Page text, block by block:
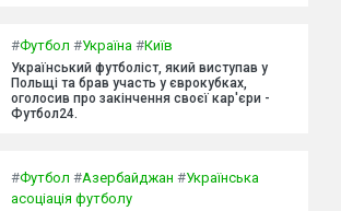
#Футбол #Україна #Київ
Український футболіст, який виступав у
Польщі та брав участь у єврокубках,
оголосив про закінчення своєї кар'єри -
Футбол24.
#Футбол #Азербайджан #Українська
асоціація футболу